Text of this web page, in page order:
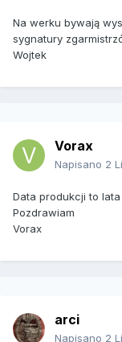
Na werku bywają
sygnatury
Wojtek
Vorax
Napisano 2
Data produkcji to
Pozdrawiam
Vorax
arci
Napisano 2